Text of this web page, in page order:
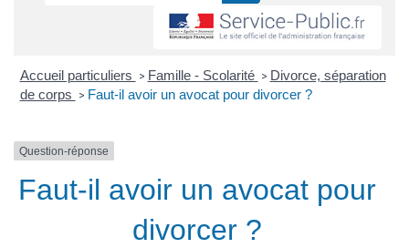
Accueil particuliers > Famille - Scolarité > Divorce, séparation
de corps > Faut-il avoir un avocat pour divorcer ?
Question-réponse
Faut-il avoir un avocat pour
divorcer ?